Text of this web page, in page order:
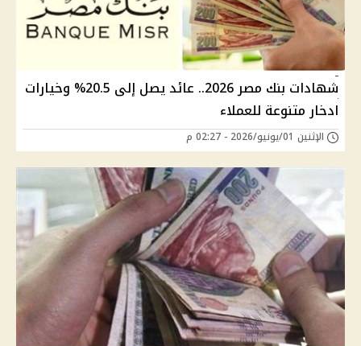
شهادات بنك مصر 2026.. عائد يصل إلى 20.5% وخيارات
ادخار متنوعة للعملاء
الإثنين 01/يونيو/2026 - 02:27 م